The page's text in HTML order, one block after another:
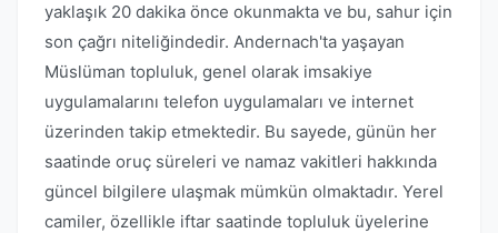
yaklaşık 20 dakika önce okunmakta ve bu, sahur için
son çağrı niteliğindedir. Andernach'ta yaşayan
Müslüman topluluk, genel olarak imsakiye
uygulamalarını telefon uygulamaları ve internet
üzerinden takip etmektedir. Bu sayede, günün her
saatinde oruç süreleri ve namaz vakitleri hakkında
güncel bilgilere ulaşmak mümkün olmaktadır. Yerel
camiler, özellikle iftar saatinde topluluk üyelerine